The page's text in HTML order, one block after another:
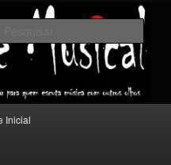
outros olhos.
Inicial